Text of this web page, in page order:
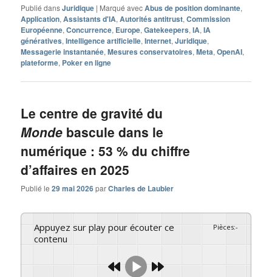
Publié dansJuridique | Marqué avecAbus de position dominante,
Application,Assistants d'IA,Autorités antitrust,Commission
Européenne,Concurrence, Europe,Gatekeepers,IA,IA
génératives,Intelligence artificielle,Internet,Juridique,
Messagerie instantanée,Mesures conservatoires,Meta,OpenAI,
plateforme, Poker en ligne
Le centre de gravité du
Monde bascule dans le
numérique : 53 % du chiffre
d’affaires en 2025
Publié le29 mai 2026parCharles de Laubier
Appuyez sur play pour écouter ce
contenu
Pièces:-